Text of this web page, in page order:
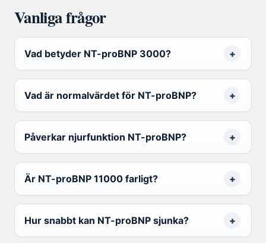
Vanliga frågor
Vad betyder NT-proBNP 3000?
Vad är normalvärdet för NT-proBNP?
Påverkar njurfunktion NT-proBNP?
Är NT-proBNP 11000 farligt?
Hur snabbt kan NT-proBNP sjunka?